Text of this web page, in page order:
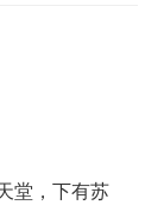
堂，下有苏